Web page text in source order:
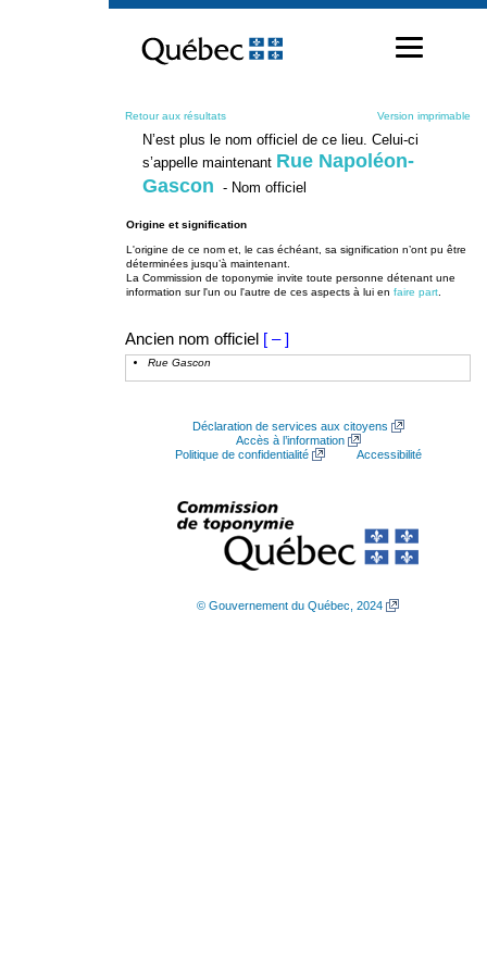
contenu
Retour aux résultats Version imprimable
N’est plus le nom officiel de ce lieu. Celui-ci
s’appelle maintenant Rue Napoléon-
Gascon - Nom officiel
Origine et signification
L'origine de ce nom et, le cas échéant, sa signification n’ont pu être
déterminées jusqu’à maintenant.
La Commission de toponymie invite toute personne détenant une
information sur l'un ou l'autre de ces aspects à lui en faire part
Ancien nom officiel [ – ]
Rue Gascon
Déclaration de services aux citoyens
Accès à l’information
Politique de confidentialité
Accessibilité
© Gouvernement du Québec, 2024